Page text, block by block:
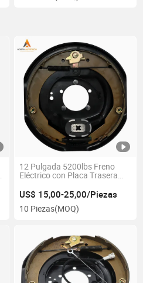
12 Pulgada 5200lbs Freno
Eléctrico con Placa Trasera
US$ 15,00-25,00/Piezas
10 Piezas(MOQ)